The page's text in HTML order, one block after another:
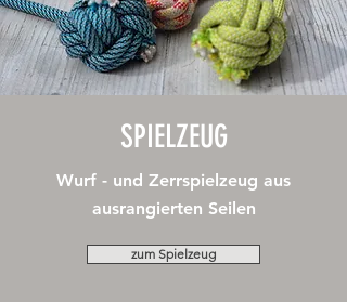
SPIELZEUG
Wurf - und Zerrspielzeug aus
ausrangierten Seilen
zum Spielzeug